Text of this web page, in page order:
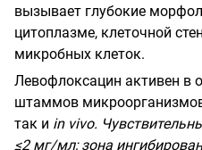
вызывает глубокие
цитоплазме, клеточной
микробных клеток.
Левофлоксацин активен в
штаммов
так и in vivo.
≤2 мг/мл; зона